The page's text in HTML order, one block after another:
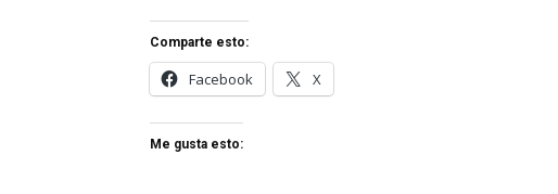
Comparte esto:
Facebook X
Me gusta esto: